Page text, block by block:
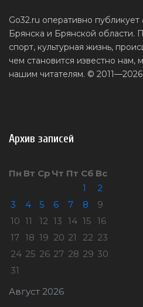
Go32.ru оперативно публикует
Брянска и Брянской области.
спорт, культурная жизнь,
чем становится известно
нашим читателям. © 2011—2026
Архив записей
Август 2026
Пн Вт Ср Чт Пт Сб Вс
1
2
3
4 5 6 7 8
9
10 11 12 13 14 15 16
17 18 19 20 21 22 23
24 25 26 27 28 29 30
31